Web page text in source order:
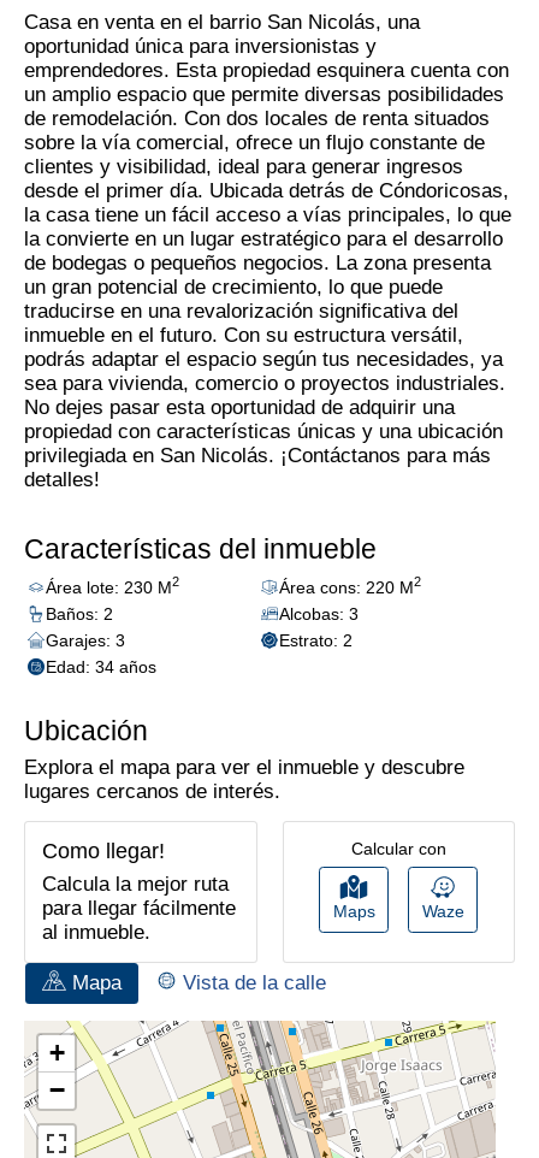
Casa en venta en el barrio San Nicolás, una
oportunidad única para inversionistas y
emprendedores. Esta propiedad esquinera cuenta con
un amplio espacio que permite diversas posibilidades
de remodelación. Con dos locales de renta situados
sobre la vía comercial, ofrece un flujo constante de
clientes y visibilidad, ideal para generar ingresos
desde el primer día. Ubicada detrás de Cóndoricosas,
la casa tiene un fácil acceso a vías principales, lo que
la convierte en un lugar estratégico para el desarrollo
de bodegas o pequeños negocios. La zona presenta
un gran potencial de crecimiento, lo que puede
traducirse en una revalorización significativa del
inmueble en el futuro. Con su estructura versátil,
podrás adaptar el espacio según tus necesidades, ya
sea para vivienda, comercio o proyectos industriales.
No dejes pasar esta oportunidad de adquirir una
propiedad con características únicas y una ubicación
privilegiada en San Nicolás. ¡Contáctanos para más
detalles!
Características del inmueble
Área lote: 230 M2 Área cons: 220 M2
Baños: 2
Alcobas: 3
Garajes: 3
Estrato: 2
Edad: 34 años
Ubicación
Explora el mapa para ver el inmueble y descubre
lugares cercanos de interés.
Como llegar!
Calcula la mejor ruta
para llegar fácilmente
al inmueble.
Calcular con
Maps Waze
Mapa Vista de la calle